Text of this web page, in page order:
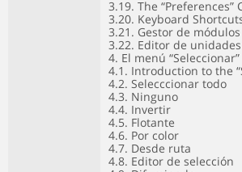
3.19. The “Preferences”
3.20. Keyboard
3.21. Gestor de módulos
3.22. Editor de unidades
4. El menú “Seleccionar”
4.1. Introduction to the
4.2. Selecccionar todo
4.3. Ninguno
4.4. Invertir
4.5. Flotante
4.6. Por color
4.7. Desde ruta
4.8. Editor de selección